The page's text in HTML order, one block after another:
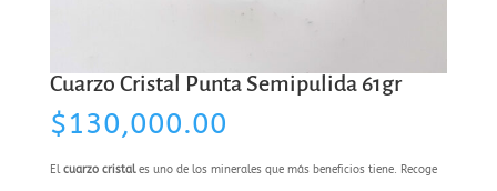
Cuarzo Cristal Punta Semipulida 61gr
$130,000.00
Elcuarzo cristales uno de los minerales que más beneficios tiene. Recoge